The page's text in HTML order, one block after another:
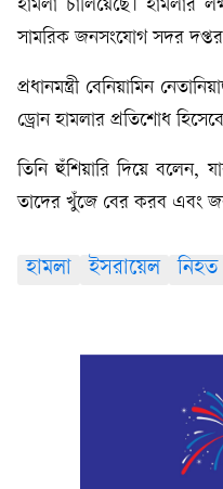
হামলা চালিয়েছে। হামলার
সামরিক জনসংযোগ সদর দপ্তর
প্রধানমন্ত্রী বেনিয়ামিন
ড্রোন হামলার প্রতিশোধ
তিনি হুঁশিয়ারি দিয়ে
তাদের খুঁজে বের করব এবং
হামলা ইসরায়েল নিহত